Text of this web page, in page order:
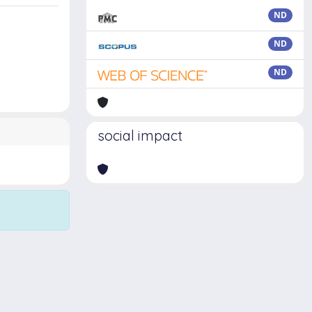
ND
ND
ND
social impact